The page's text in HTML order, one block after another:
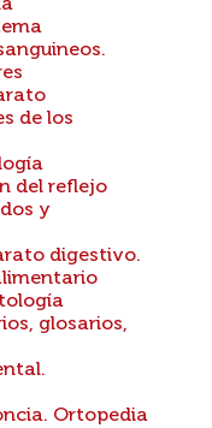
de los
del reflejo
y
digestivo.
glosarios,
Ortopedia